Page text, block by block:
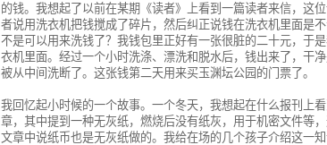
的钱。我想起了以前在某期《读者》上看到一篇读者来信，这
者说用洗衣机把钱搅成了碎片，然后纠正说钱在洗衣机里面是
不是可以用来洗钱了？我钱包里正好有一张很脏的二十元，于
衣机里面。经过一个小时洗涤、漂洗和脱水后，钱出来了，干
被从中间洗断了。这张钱第二天用来买玉渊坛公园的门票了。
我回忆起小时候的一个故事。一个冬天，我想起在什么报刊上
章，其中提到一种无灰纸，燃烧后没有纸灰，用于机密文件等
文章中说纸币也是无灰纸做的。我给在场的几个孩子介绍这一